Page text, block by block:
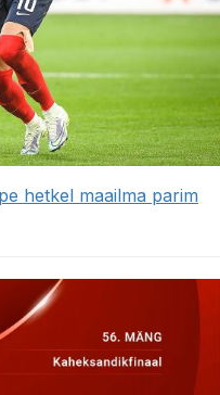
hetkel maailma parim